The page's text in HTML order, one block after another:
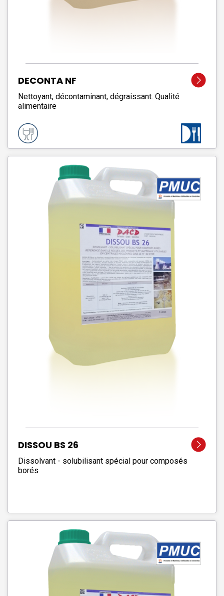
DECONTA NF
Nettoyant, décontaminant, dégraissant. Qualité
alimentaire
DISSOU BS 26
Dissolvant - solubilisant spécial pour composés
borés